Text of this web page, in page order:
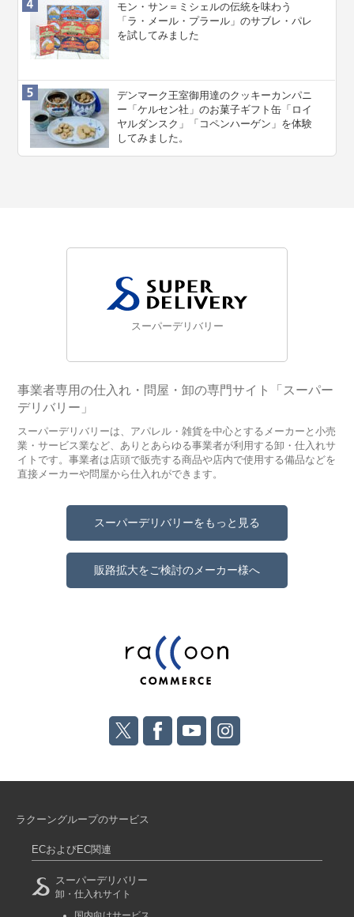
モン・サン＝ミシェルの伝統を味わう
「ラ・メール・プラール」のサブレ・パレ
を試してみました
デンマーク王室御用達のクッキーカンパニ
ー「ケルセン社」のお菓子ギフト缶「ロイ
ヤルダンスク」「コペンハーゲン」を体験
してみました。
スーパーデリバリー
事業者専用の仕入れ・問屋・卸の専門サイト「スーパー
デリバリー」
スーパーデリバリーは、アパレル・雑貨を中心とするメーカーと小売
業・サービス業など、ありとあらゆる事業者が利用する卸・仕入れサ
イトです。事業者は店頭で販売する商品や店内で使用する備品などを
直接メーカーや問屋から仕入れができます。
スーパーデリバリーをもっと見る
販路拡大をご検討のメーカー様へ
ラクーングループのサービス
ECおよびEC関連
スーパーデリバリー
卸・仕入れサイト